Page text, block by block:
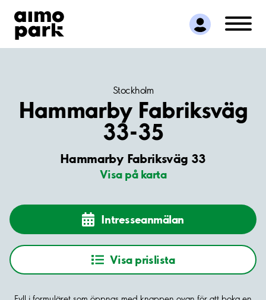
Hitta parkering
Samarbete
Kundservice
Stockholm
Hammarby Fabriksväg
33-35
Hammarby Fabriksväg 33
Visa på karta
Intresseanmälan
Visa prislista